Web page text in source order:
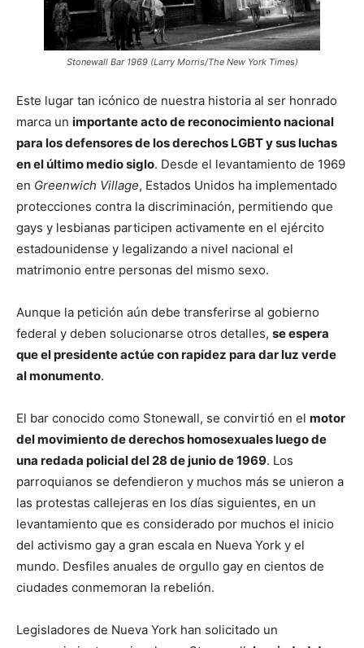
Stonewall Bar 1969 (Larry Morris/The New York Times)
Este lugar tan icónico de nuestra historia al ser honrado
marca un importante acto de reconocimiento nacional
para los defensores de los derechos LGBT y sus luchas
en el último medio siglo. Desde el levantamiento de 1969
en Greenwich Village, Estados Unidos ha implementado
protecciones contra la discriminación, permitiendo que
gays y lesbianas participen activamente en el ejército
estadounidense y legalizando a nivel nacional el
matrimonio entre personas del mismo sexo.
Aunque la petición aún debe transferirse al gobierno
federal y deben solucionarse otros detalles, se espera
que el presidente actúe con rapidez para dar luz verde
al monumento.
El bar conocido como Stonewall, se convirtió en el motor
del movimiento de derechos homosexuales luego de
una redada policial del 28 de junio de 1969. Los
parroquianos se defendieron y muchos más se unieron a
las protestas callejeras en los días siguientes, en un
levantamiento que es considerado por muchos el inicio
del activismo gay a gran escala en Nueva York y el
mundo. Desfiles anuales de orgullo gay en cientos de
ciudades conmemoran la rebelión.
Legisladores de Nueva York han solicitado un